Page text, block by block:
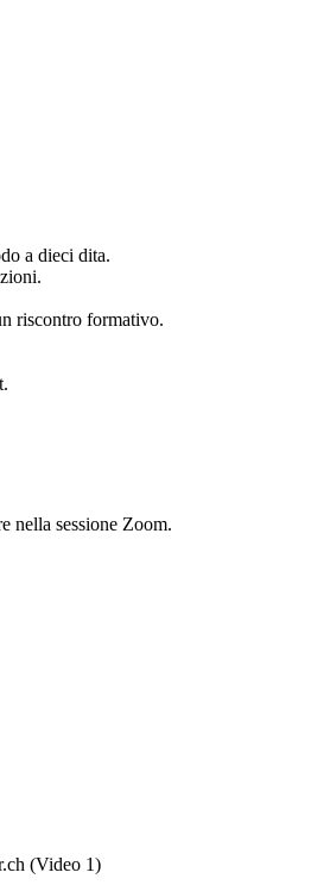
a dieci dita.
riscontro formativo.
nella sessione Zoom.
(Video 1)